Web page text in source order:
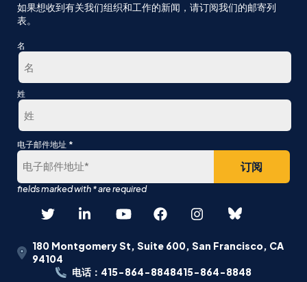
如果想收到有关我们组织和工作的新闻，请订阅我们的邮寄列
表。
名
第
姓
最
后
电子邮件地址 *
180 Montgomery St, Suite 600, San Francisco, CA
94104
电话：415-864-8848415-864-8848